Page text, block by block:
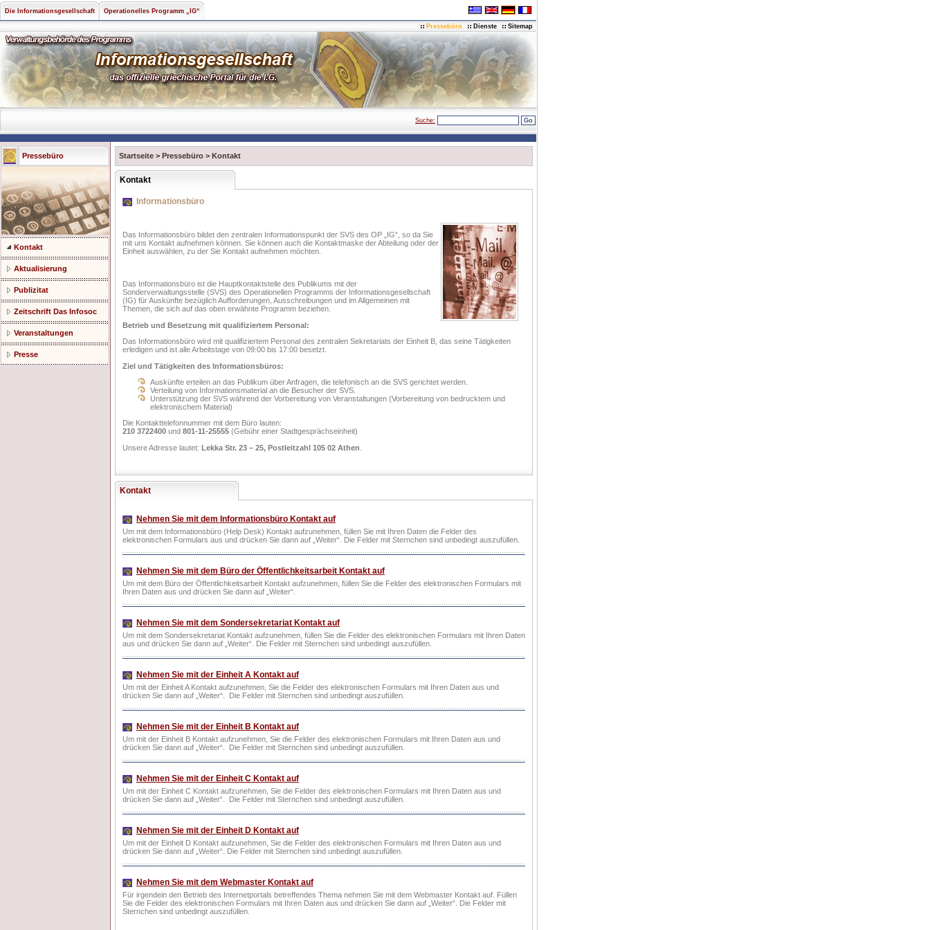
Die Informationsgesellschaft Operationelles Programm „IG“
Pressebüro Dienste Sitemap
Suche:
Pressebüro
Kontakt
Aktualisierung
Publizitat
Zeitschrift Das Infosoc
Veranstaltungen
Presse
Startseite > Pressebüro > Kontakt
Kontakt
Informationsbüro
Das Informationsbüro bildet den zentralen Informationspunkt der SVS des OP „IG“, so da Sie
mit uns Kontakt aufnehmen können. Sie können auch die Kontaktmaske der Abteilung oder der
Einheit auswählen, zu der Sie Kontakt aufnehmen möchten.
Das Informationsbüro ist die Hauptkontaktstelle des Publikums mit der
Sonderverwaltungsstelle (SVS) des Operationellen Programms der Informationsgesellschaft
(IG) für Auskünfte bezüglich Aufforderungen, Ausschreibungen und im Allgemeinen mit
Themen, die sich auf das oben erwähnte Programm beziehen.
Betrieb und Besetzung mit qualifiziertem Personal:
Das Informationsbüro wird mit qualifiziertem Personal des zentralen Sekretariats der Einheit B, das seine Tätigkeiten
erledigen und ist alle Arbeitstage von 09:00 bis 17:00 besetzt.
Ziel und Tätigkeiten des Informationsbüros:
Auskünfte erteilen an das Publikum über Anfragen, die telefonisch an die SVS gerichtet werden.
Verteilung von Informationsmaterial an die Besucher der SVS.
Unterstützung der SVS während der Vorbereitung von Veranstaltungen (Vorbereitung von bedrucktem und
elektronischem Material)
Die Kontakttelefonnummer mit dem Büro lauten:
210 3722400 und 801-11-25555 (Gebühr einer Stadtgesprächseinheit)
Unsere Adresse lautet: Lekka Str. 23 – 25, Postleitzahl 105 02 Athen
Kontakt
Nehmen Sie mit dem Informationsbüro Kontakt auf
Um mit dem Informationsbüro (Help Desk) Kontakt aufzunehmen, füllen Sie mit Ihren Daten die Felder des
elektronischen Formulars aus und drücken Sie dann auf „Weiter“. Die Felder mit Sternchen sind unbedingt auszufüllen.
Nehmen Sie mit dem Büro der Öffentlichkeitsarbeit Kontakt auf
Um mit dem Büro der Öffentlichkeitsarbeit Kontakt aufzunehmen, füllen Sie die Felder des elektronischen Formulars mit
Ihren Daten aus und drücken Sie dann auf „Weiter“.
Nehmen Sie mit dem Sondersekretariat Kontakt auf
Um mit dem Sondersekretariat Kontakt aufzunehmen, füllen Sie die Felder des elektronischen Formulars mit Ihren Daten
aus und drücken Sie dann auf „Weiter“. Die Felder mit Sternchen sind unbedingt auszufüllen.
Nehmen Sie mit der Einheit A Kontakt auf
Um mit der Einheit A Kontakt aufzunehmen, Sie die Felder des elektronischen Formulars mit Ihren Daten aus und
drücken Sie dann auf „Weiter“. Die Felder mit Sternchen sind unbedingt auszufüllen.
Nehmen Sie mit der Einheit B Kontakt auf
Um mit der Einheit B Kontakt aufzunehmen, Sie die Felder des elektronischen Formulars mit Ihren Daten aus und
drücken Sie dann auf „Weiter“. Die Felder mit Sternchen sind unbedingt auszufüllen.
Nehmen Sie mit der Einheit C Kontakt auf
Um mit der Einheit C Kontakt aufzunehmen, Sie die Felder des elektronischen Formulars mit Ihren Daten aus und
drücken Sie dann auf „Weiter“. Die Felder mit Sternchen sind unbedingt auszufüllen.
Nehmen Sie mit der Einheit D Kontakt auf
Um mit der Einheit D Kontakt aufzunehmen, Sie die Felder des elektronischen Formulars mit Ihren Daten aus und
drücken Sie dann auf „Weiter“. Die Felder mit Sternchen sind unbedingt auszufüllen.
Nehmen Sie mit dem Webmaster Kontakt auf
Für irgendein den Betrieb des Internetportals betreffendes Thema nehmen Sie mit dem Webmaster Kontakt auf. Füllen
Sie die Felder des elektronischen Formulars mit Ihren Daten aus und drücken Sie dann auf „Weiter“. Die Felder mit
Sternchen sind unbedingt auszufüllen.